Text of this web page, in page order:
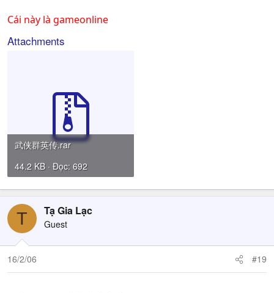
Cái này là gameonline
Attachments
武侠群英传.rar
44.2 KB · Đọc: 692
T Tạ Gia Lạc
Guest
16/2/06 #19